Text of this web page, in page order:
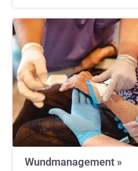
Wundmanagement »